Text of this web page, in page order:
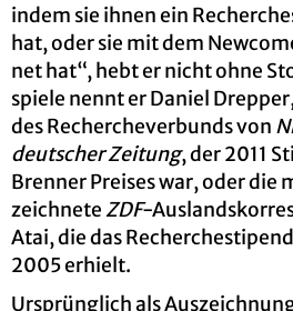
indem sie ihnen ein
hat, oder sie mit dem
net hat“, hebt er nicht ohne
spie­le nennt er Da­ni­el
des Re­cher­che­ver­bunds von
deut­scher Zei­tung, der 2011
Bren­ner Prei­ses war, oder
zeich­ne­teZDF-
Atai, die das
2005 er­hielt.
Ur­sprüng­lich als